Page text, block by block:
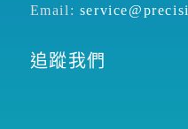
Email:
追蹤我們